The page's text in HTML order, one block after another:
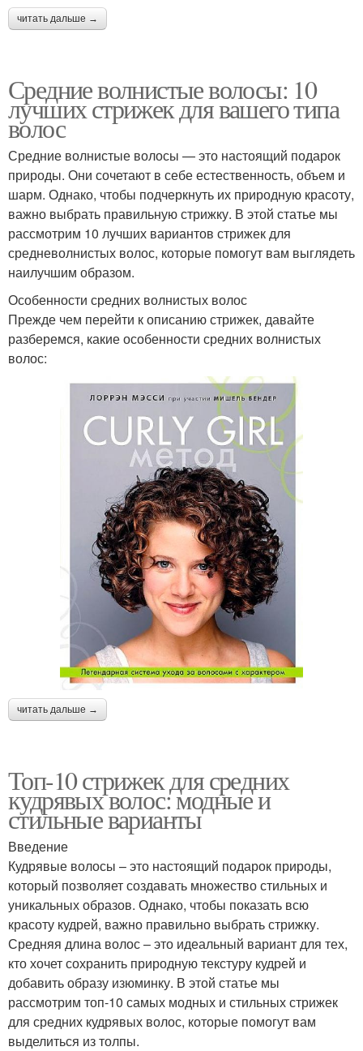
читать дальше →
Средние волнистые волосы: 10
лучших стрижек для вашего типа
волос
Средние волнистые волосы — это настоящий подарок
природы. Они сочетают в себе естественность, объем и
шарм. Однако, чтобы подчеркнуть их природную красоту,
важно выбрать правильную стрижку. В этой статье мы
рассмотрим 10 лучших вариантов стрижек для
средневолнистых волос, которые помогут вам выглядеть
наилучшим образом.
Особенности средних волнистых волос
Прежде чем перейти к описанию стрижек, давайте
разберемся, какие особенности средних волнистых
волос:
читать дальше →
Топ-10 стрижек для средних
кудрявых волос: модные и
стильные варианты
Введение
Кудрявые волосы – это настоящий подарок природы,
который позволяет создавать множество стильных и
уникальных образов. Однако, чтобы показать всю
красоту кудрей, важно правильно выбрать стрижку.
Средняя длина волос – это идеальный вариант для тех,
кто хочет сохранить природную текстуру кудрей и
добавить образу изюминку. В этой статье мы
рассмотрим топ-10 самых модных и стильных стрижек
для средних кудрявых волос, которые помогут вам
выделиться из толпы.